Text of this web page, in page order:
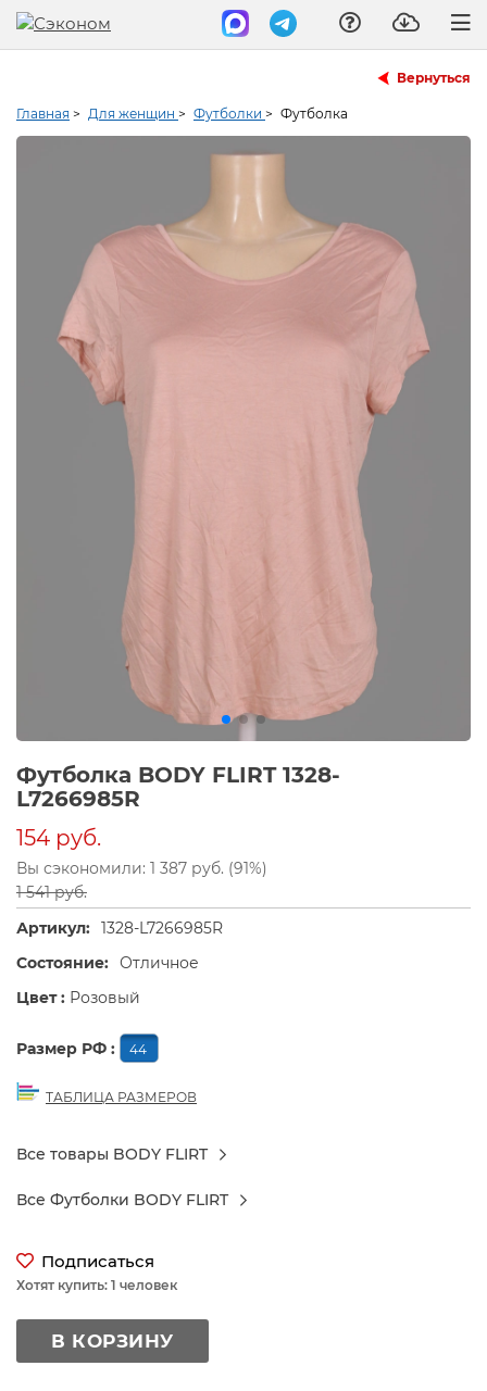
Вернуться
Главная > Для женщин > Футболки > Футболка
Футболка BODY FLIRT 1328-
L7266985R
154 руб.
Вы сэкономили: 1 387 руб. (91%)
1 541 руб.
Артикул: 1328-L7266985R
Состояние: Отличное
Цвет : Розовый
Размер РФ : 44
ТАБЛИЦА РАЗМЕРОВ
Все товары BODY FLIRT
Все Футболки BODY FLIRT
Подписаться
Хотят купить: 1 человек
В КОРЗИНУ